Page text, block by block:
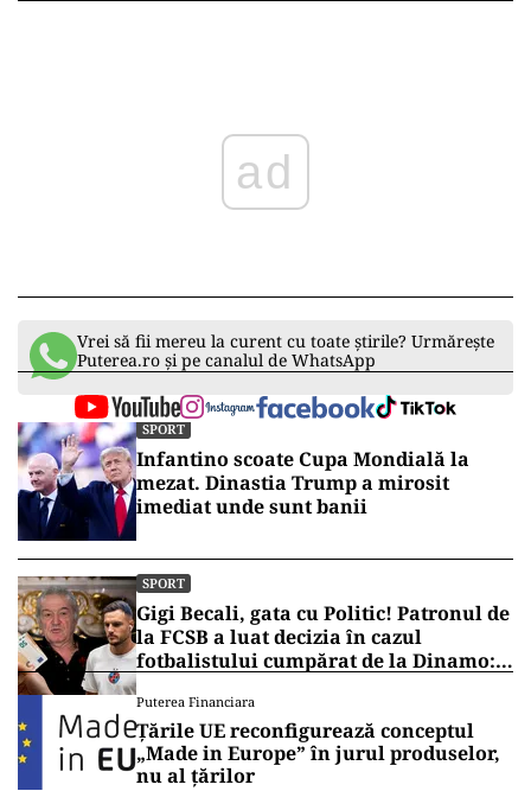
ad
Vrei să fii mereu la curent cu toate știrile? Urmărește
Puterea.ro și pe canalul de WhatsApp
SPORT
Infantino scoate Cupa Mondială la
mezat. Dinastia Trump a mirosit
imediat unde sunt banii
SPORT
Gigi Becali, gata cu Politic! Patronul de
la FCSB a luat decizia în cazul
fotbalistului cumpărat de la Dinamo:
Puterea Financiara
Țările UE reconfigurează conceptul
„Made in Europe” în jurul produselor,
nu al țărilor